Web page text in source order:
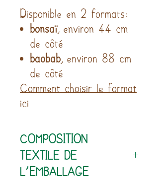
Disponible en 2 formats:
bonsaï, environ 44 cm
de côté
baobab , environ 88 cm
de côté
Comment choisir le format
COMPOSITION
TEXTILE DE
L'EMBALLAGE